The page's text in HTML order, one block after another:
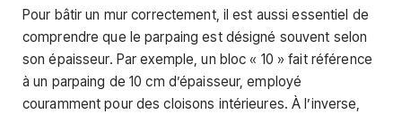
Pour bâtir un mur correctement, il est aussi essentiel de
comprendre que le parpaing est désigné souvent selon
son épaisseur. Par exemple, un bloc « 10 » fait référence
à un parpaing de 10 cm d’épaisseur, employé
couramment pour des cloisons intérieures. À l’inverse,